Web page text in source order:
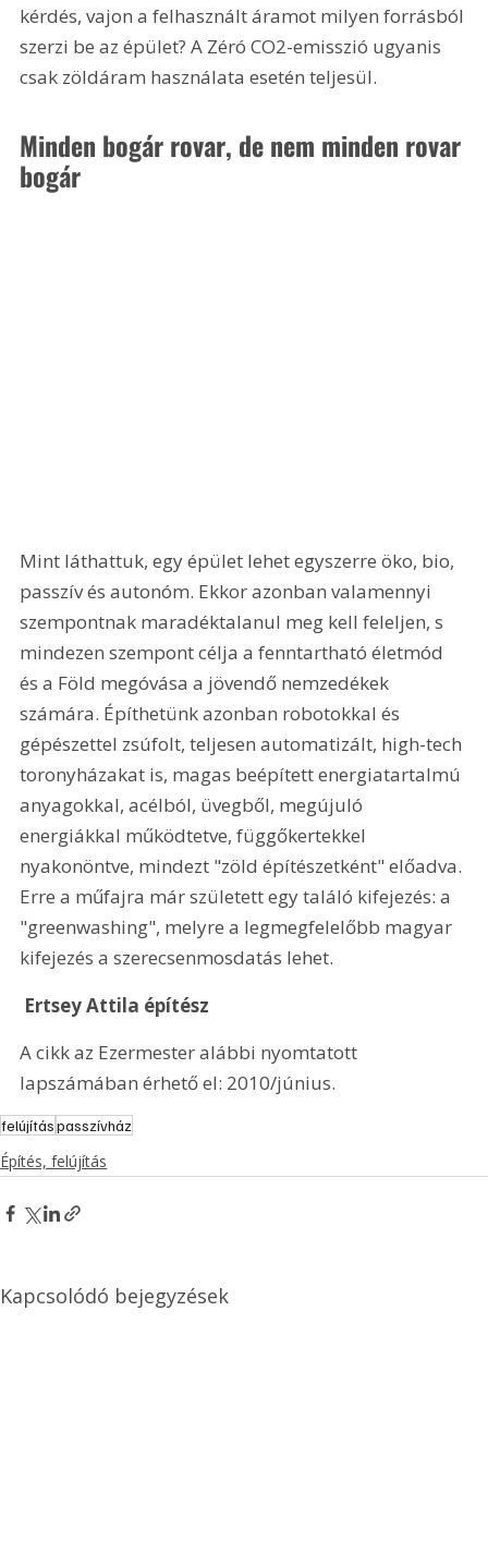
kérdés, vajon a felhasznált áramot milyen forrásból
szerzi be az épület? A Zéró CO2-emisszió ugyanis
csak zöldáram használata esetén teljesül.
Minden bogár rovar, de nem minden rovar
bogár
Mint láthattuk, egy épület lehet egyszerre öko, bio,
passzív és autonóm. Ekkor azonban valamennyi
szempontnak maradéktalanul meg kell feleljen, s
mindezen szempont célja a fenntartható életmód
és a Föld megóvása a jövendő nemzedékek
számára. Építhetünk azonban robotokkal és
gépészettel zsúfolt, teljesen automatizált, high-tech
toronyházakat is, magas beépített energiatartalmú
anyagokkal, acélból, üvegből, megújuló
energiákkal működtetve, függőkertekkel
nyakonöntve, mindezt "zöld építészetként" előadva.
Erre a műfajra már született egy találó kifejezés: a
"greenwashing", melyre a legmegfelelőbb magyar
kifejezés a szerecsenmosdatás lehet.
Ertsey Attila építész
A cikk az Ezermester alábbi nyomtatott
lapszámában érhető el: 2010/június.
felújításpasszívház
Építés, felújítás
Kapcsolódó bejegyzések